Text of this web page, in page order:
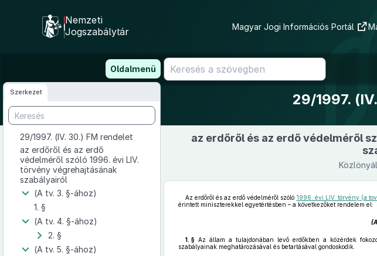
tartalomra
Nemzeti
Jogszabálytár
Magyar Jogi Információs Portál
Oldalmenü
Szerkezet
29/1997. (IV. 30.) FM rendelet
az erdőről és az erdő
védelméről szóló 1996. évi LIV.
törvény végrehajtásának
szabályairól
(A tv. 3. §-ához)
1. §
(A tv. 4. §-ához)
2. §
(A tv. 5. §-ához)
29/1997.
az erdőről és az erdő védelméről
Az erdőről és az erdő védelméről szóló 1996. évi LIV. törvény (a
érintett miniszterekkel egyetértésben – a következőket rendelem el:
(A
1. §Az állam a tulajdonában levő erdőkben a közérdek
szabályainak meghatározásával és betartásával gondoskodik.